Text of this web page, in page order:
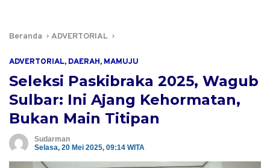
Beranda ADVERTORIAL
ADVERTORIAL, DAERAH, MAMUJU
Seleksi Paskibraka 2025, Wagub
Sulbar: Ini Ajang Kehormatan,
Bukan Main Titipan
Sudarman
Selasa, 20 Mei 2025, 09:14 WITA